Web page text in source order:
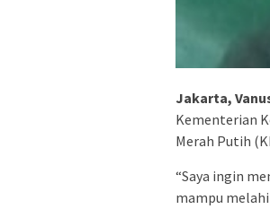
Jakarta,
Kementerian
Merah Putih
“Saya ingin
mampu